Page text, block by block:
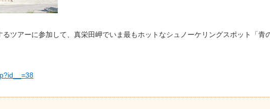
ツアーに参加して、真栄田岬でいま最もホットなシュノーケリングスポット「青